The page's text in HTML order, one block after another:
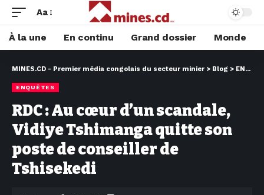
Aa
À la une En continu Grand dossier Monde
MINES.CD - Premier média congolais du secteur minier > Blog > ENQUÊTES
ENQUÊTES
RDC : Au cœur d’un scandale,
Vidiye Tshimanga quitte son
poste de conseiller de
Tshisekedi